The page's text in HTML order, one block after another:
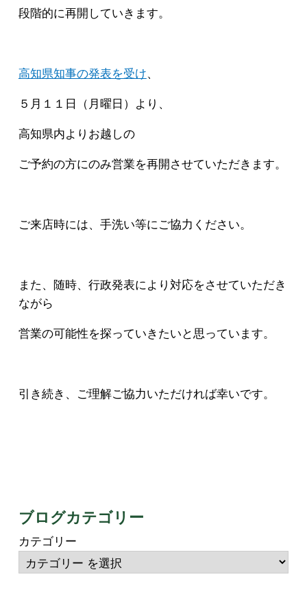
段階的に再開していきます。
高知県知事の発表を受け、
５月１１日（月曜日）より、
高知県内よりお越しの
ご予約の方にのみ営業を再開させていただきます。
ご来店時には、手洗い等にご協力ください。
また、随時、行政発表により対応をさせていただき
ながら
営業の可能性を探っていきたいと思っています。
引き続き、ご理解ご協力いただければ幸いです。
ブログカテゴリー
カテゴリー